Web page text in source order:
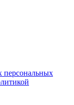
персональных